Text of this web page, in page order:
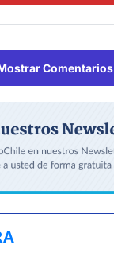
Comentarios